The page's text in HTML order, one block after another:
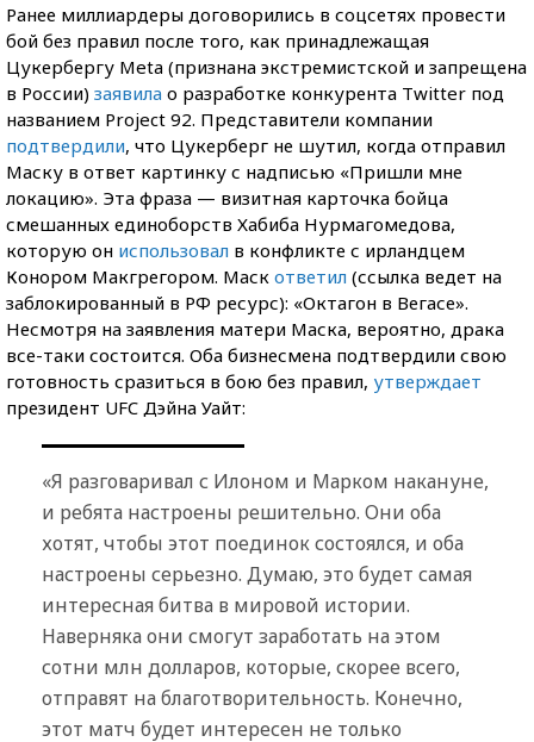
Ранее миллиардеры договорились в соцсетях провести
бой без правил после того, как принадлежащая
Цукербергу Meta (признана экстремистской и запрещена
в России) заявила о разработке конкурента Twitter под
названием Project 92. Представители компании
подтвердили, что Цукерберг не шутил, когда отправил
Маску в ответ картинку с надписью «Пришли мне
локацию». Эта фраза — визитная карточка бойца
смешанных единоборств Хабиба Нурмагомедова,
которую он использовал в конфликте с ирландцем
Конором Макгрегором. Маск ответил (ссылка ведет на
заблокированный в РФ ресурс): «Октагон в Вегасе».
Несмотря на заявления матери Маска, вероятно, драка
все-таки состоится. Оба бизнесмена подтвердили свою
готовность сразиться в бою без правил, утверждает
президент UFC Дэйна Уайт:
«Я разговаривал с Илоном и Марком накануне,
и ребята настроены решительно. Они оба
хотят, чтобы этот поединок состоялся, и оба
настроены серьезно. Думаю, это будет самая
интересная битва в мировой истории.
Наверняка они смогут заработать на этом
сотни млн долларов, которые, скорее всего,
отправят на благотворительность. Конечно,
этот матч будет интересен не только